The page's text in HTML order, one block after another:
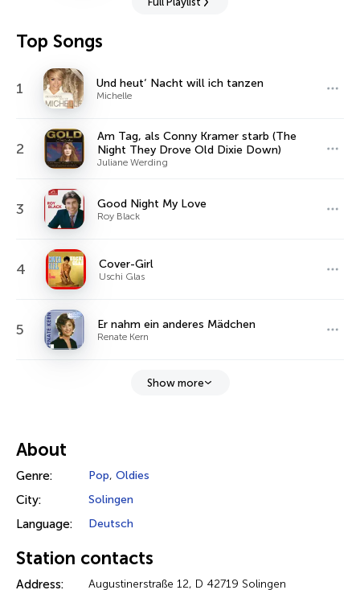
Top Songs
1 Und heut‘ Nacht will ich tanzen
Michelle
2
Am Tag, als Conny Kramer starb (The
Night They Drove Old Dixie Down)
Juliane Werding
3 Good Night My Love
Roy Black
4 Cover-Girl
Uschi Glas
5 Er nahm ein anderes Mädchen
Renate Kern
Show more
About
Genre: Pop, Oldies
City: Solingen
Language: Deutsch
Station contacts
Address: Augustinerstraße 12, D 42719 Solingen